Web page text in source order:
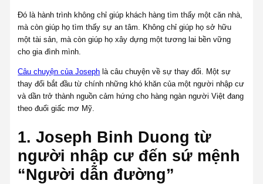
Đó là hành trình không chỉ giúp khách hàng tìm thấy một căn nhà,
mà còn giúp họ tìm thấy sự an tâm. Không chỉ giúp họ sở hữu
một tài sản, mà còn giúp họ xây dựng một tương lai bền vững
cho gia đình mình.
Câu chuyện của Joseph là câu chuyện về sự thay đổi. Một sự
thay đổi bắt đầu từ chính những khó khăn của một người nhập cư
và dần trở thành nguồn cảm hứng cho hàng ngàn người Việt đang
theo đuổi giấc mơ Mỹ.
1. Joseph Binh Duong từ
người nhập cư đến sứ mệnh
“Người dẫn đường”